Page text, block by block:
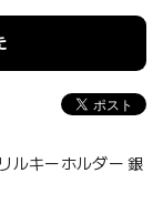
ルキーホルダー 銀